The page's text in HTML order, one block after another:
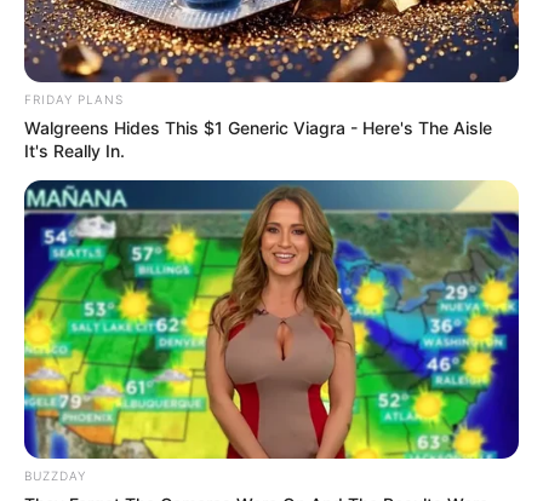
This New Will Give You An Erection After +45
MEDVI
Feeling Tired? Here's The Trick To Perform Better
MEDVI
FRIDAY PLANS
Walgreens Hides This $1 Generic Viagra - Here's The Aisle
It's Really In.
BUZZDAY